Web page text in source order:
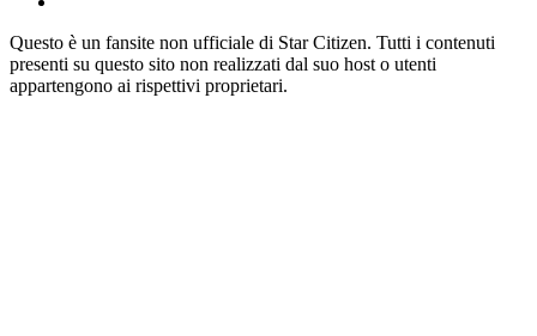
Questo è un fansite non ufficiale di Star Citizen. Tutti i contenuti
presenti su questo sito non realizzati dal suo host o utenti
appartengono ai rispettivi proprietari.